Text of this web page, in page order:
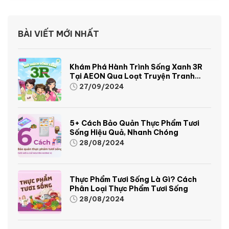
BÀI VIẾT MỚI NHẤT
Khám Phá Hành Trình Sống Xanh 3R
Tại AEON Qua Loạt Truyện Tranh
Sinh Động Và Thú Vị
27/09/2024
5+ Cách Bảo Quản Thực Phẩm Tươi
Sống Hiệu Quả, Nhanh Chóng
28/08/2024
Thực Phẩm Tươi Sống Là Gì? Cách
Phân Loại Thực Phẩm Tươi Sống
28/08/2024